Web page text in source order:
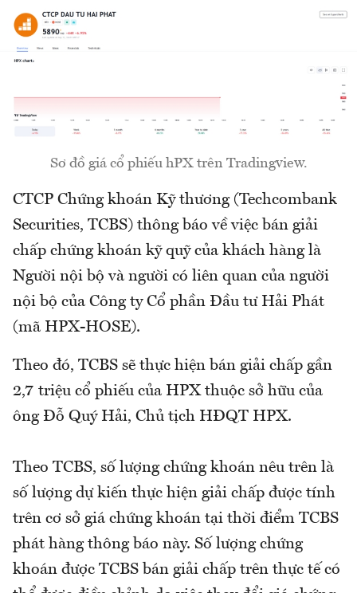
Sơ đồ giá cổ phiếu hPX trên Tradingview.
CTCP Chứng khoán Kỹ thương (Techcombank
Securities, TCBS) thông báo về việc bán giải
chấp chứng khoán kỹ quỹ của khách hàng là
Người nội bộ và người có liên quan của người
nội bộ của Công ty Cổ phần Đầu tư Hải Phát
(mã HPX-HOSE).
Theo đó, TCBS sẽ thực hiện bán giải chấp gần
2,7 triệu cổ phiếu của HPX thuộc sở hữu của
ông Đỗ Quý Hải, Chủ tịch HĐQT HPX.
Theo TCBS, số lượng chứng khoán nêu trên là
số lượng dự kiến thực hiện giải chấp được tính
trên cơ sở giá chứng khoán tại thời điểm TCBS
phát hàng thông báo này. Số lượng chứng
khoán được TCBS bán giải chấp trên thực tế có